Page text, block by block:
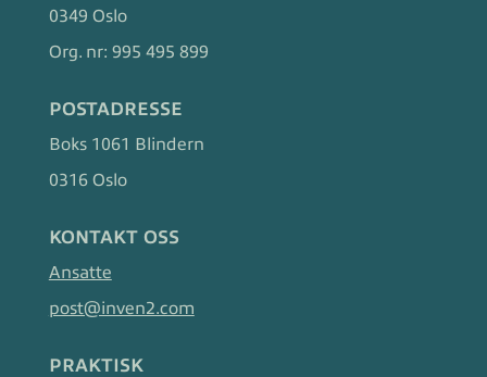
0349 Oslo
Org. nr: 995 495 899
POSTADRESSE
Boks 1061 Blindern
0316 Oslo
KONTAKT OSS
Ansatte
post@inven2.com
PRAKTISK